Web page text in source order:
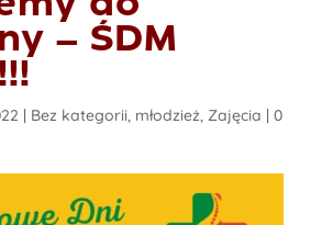
– ŚDM
Bez kategorii, młodzież, Zajęcia
0